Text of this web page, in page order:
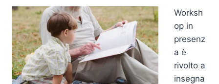
Worksh
op in
presenz
a è
rivolto a
insegna